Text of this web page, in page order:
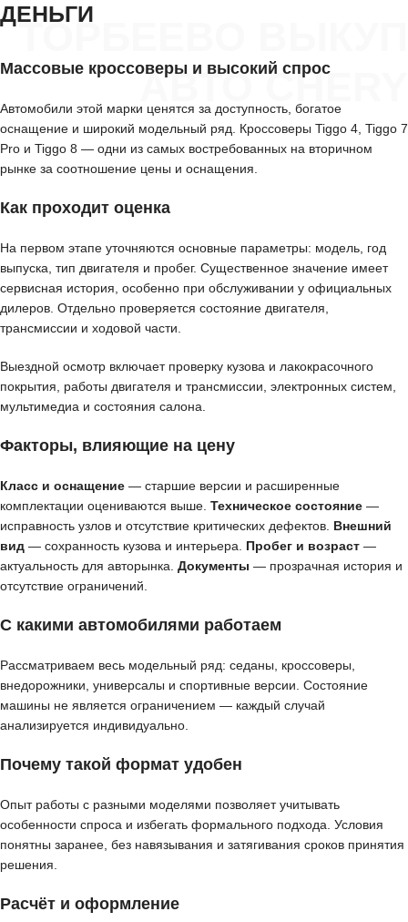
ТОРБЕЕВО ВЫКУП
АВТО CHERY
ДЕНЬГИ
Массовые кроссоверы и высокий спрос
Автомобили этой марки ценятся за доступность, богатое
оснащение и широкий модельный ряд. Кроссоверы Tiggo 4, Tiggo 7
Pro и Tiggo 8 — одни из самых востребованных на вторичном
рынке за соотношение цены и оснащения.
Как проходит оценка
На первом этапе уточняются основные параметры: модель, год
выпуска, тип двигателя и пробег. Существенное значение имеет
сервисная история, особенно при обслуживании у официальных
дилеров. Отдельно проверяется состояние двигателя,
трансмиссии и ходовой части.
Выездной осмотр включает проверку кузова и лакокрасочного
покрытия, работы двигателя и трансмиссии, электронных систем,
мультимедиа и состояния салона.
Факторы, влияющие на цену
Класс и оснащение — старшие версии и расширенные
комплектации оцениваются выше. Техническое состояние —
исправность узлов и отсутствие критических дефектов. Внешний
вид — сохранность кузова и интерьера. Пробег и возраст —
актуальность для авторынка. Документы — прозрачная история и
отсутствие ограничений.
С какими автомобилями работаем
Рассматриваем весь модельный ряд: седаны, кроссоверы,
внедорожники, универсалы и спортивные версии. Состояние
машины не является ограничением — каждый случай
анализируется индивидуально.
Почему такой формат удобен
Опыт работы с разными моделями позволяет учитывать
особенности спроса и избегать формального подхода. Условия
понятны заранее, без навязывания и затягивания сроков принятия
решения.
Расчёт и оформление